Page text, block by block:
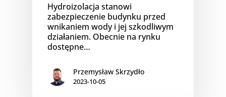
Hydroizolacja stanowi
zabezpieczenie budynku przed
wnikaniem wody i jej szkodliwym
działaniem. Obecnie na rynku
dostępne…
Przemysław Skrzydło
2023-10-05